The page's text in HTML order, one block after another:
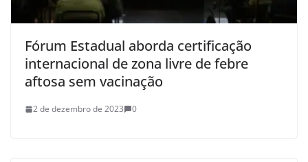
Fórum Estadual aborda certificação
internacional de zona livre de febre
aftosa sem vacinação
2 de dezembro de 2023 0